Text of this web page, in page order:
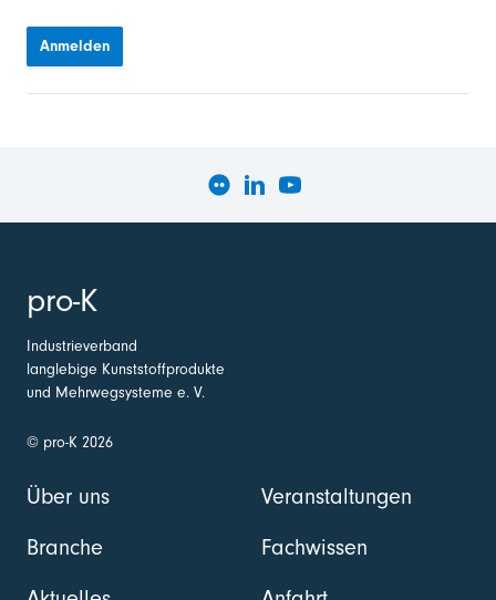
Anmelden
pro-K
Industrieverband
langlebige Kunststoffprodukte
und Mehrwegsysteme e. V.
© pro-K 2026
Über uns
Branche
Veranstaltungen
Fachwissen